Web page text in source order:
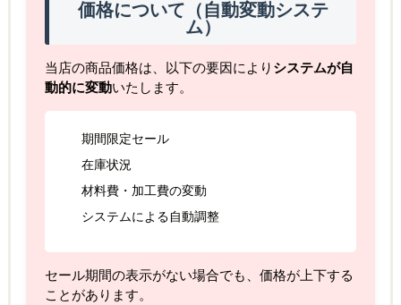
価格について（自動変動システ
ム）
当店の商品価格は、以下の要因により システムが自
動的に変動いたします。
期間限定セール
在庫状況
材料費・加工費の変動
システムによる自動調整
セール期間の表示がない場合でも、価格が上下する
ことがあります。